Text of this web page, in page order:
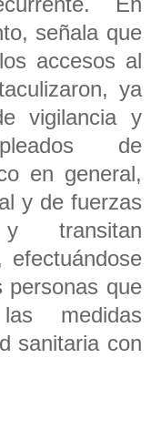
señala que
accesos al
ya
vigilancia y
de
en general,
y de fuerzas
transitan
personas que
medidas
sanitaria con